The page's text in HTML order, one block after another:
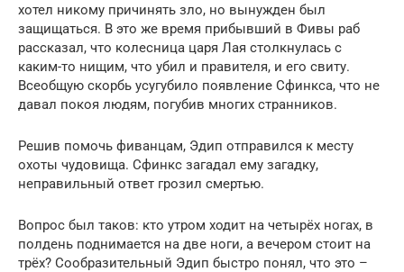
хотел никому причинять зло, но вынужден был
защищаться. В это же время прибывший в Фивы раб
рассказал, что колесница царя Лая столкнулась с
каким-то нищим, что убил и правителя, и его свиту.
Всеобщую скорбь усугубило появление Сфинкса, что не
давал покоя людям, погубив многих странников.
Решив помочь фиванцам, Эдип отправился к месту
охоты чудовища. Сфинкс загадал ему загадку,
неправильный ответ грозил смертью.
Вопрос был таков: кто утром ходит на четырёх ногах, в
полдень поднимается на две ноги, а вечером стоит на
трёх? Сообразительный Эдип быстро понял, что это –